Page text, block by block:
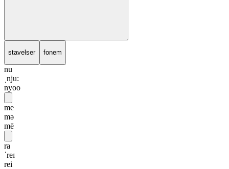
stavelser fonem
nu
ˌnju:
nyoo
me
mə
mē
ra
ˈreɪ
rei